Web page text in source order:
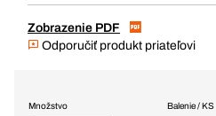
Zobrazenie PDF
Odporučiť produkt priateľovi
Balenie / KS
Množstvo